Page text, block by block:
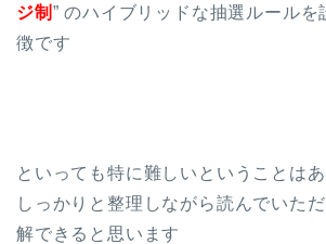
ジ制 ” のハイブリッドな抽選ルールを
徴です
といっても特に難しいということはあ
しっかりと整理しながら読んでいた
解できると思います